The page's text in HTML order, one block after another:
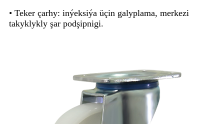
• Teker çarhy: inýeksiýa üçin galyplama, merkezi
takyklykly şar podşipnigi.